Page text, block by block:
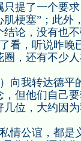
提了一个要求
梗塞”；此外
论，没有也
看，听说昨晚
，还有不少
向我转达德平
但他们自己
位，大约因
情公谊，都是